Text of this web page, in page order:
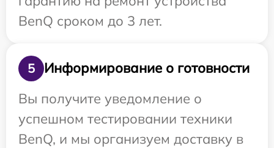
BenQ сроком до 3 лет.
5
Информирование о готовности
Вы получите уведомление о
успешном тестировании техники
BenQ, и мы организуем доставку в